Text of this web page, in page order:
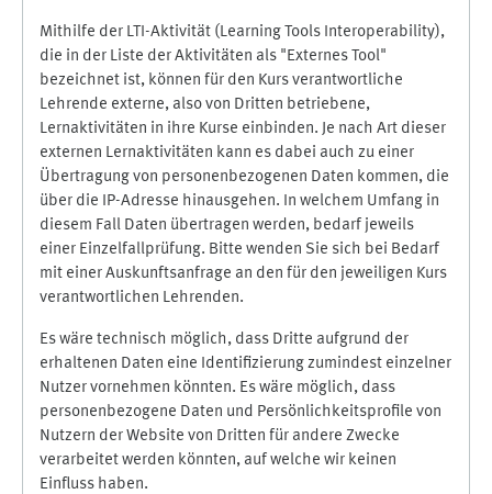
Mithilfe der LTI-Aktivität (Learning Tools Interoperability),
die in der Liste der Aktivitäten als "Externes Tool"
bezeichnet ist, können für den Kurs verantwortliche
Lehrende externe, also von Dritten betriebene,
Lernaktivitäten in ihre Kurse einbinden. Je nach Art dieser
externen Lernaktivitäten kann es dabei auch zu einer
Übertragung von personenbezogenen Daten kommen, die
über die IP-Adresse hinausgehen. In welchem Umfang in
diesem Fall Daten übertragen werden, bedarf jeweils
einer Einzelfallprüfung. Bitte wenden Sie sich bei Bedarf
mit einer Auskunftsanfrage an den für den jeweiligen Kurs
verantwortlichen Lehrenden.
Es wäre technisch möglich, dass Dritte aufgrund der
erhaltenen Daten eine Identifizierung zumindest einzelner
Nutzer vornehmen könnten. Es wäre möglich, dass
personenbezogene Daten und Persönlichkeitsprofile von
Nutzern der Website von Dritten für andere Zwecke
verarbeitet werden könnten, auf welche wir keinen
Einfluss haben.